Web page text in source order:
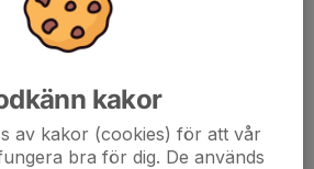
kakor
av kakor (cookies) för att vår
bra för dig. De används